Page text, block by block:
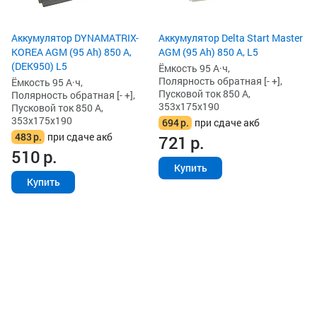
Аккумулятор DYNAMATRIX-
KOREA AGM (95 Ah) 850 А,
(DEK950) L5
Ёмкость 95 А·ч,
Полярность обратная [- +],
Пусковой ток 850 А,
353x175x190
483р. при сдаче акб
510р.
Купить
Аккумулятор Delta Start Master
AGM (95 Ah) 850 А, L5
Ёмкость 95 А·ч,
Полярность обратная [- +],
Пусковой ток 850 А,
353x175x190
694р. при сдаче акб
721 р.
Купить